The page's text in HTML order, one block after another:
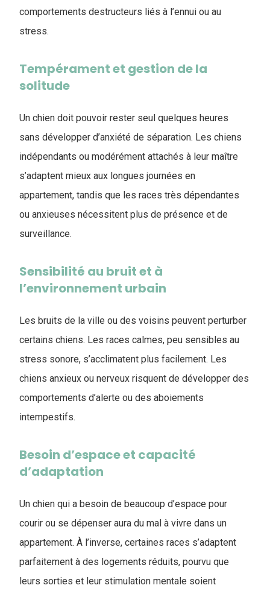
comportements destructeurs liés à l’ennui ou au
stress.
Tempérament et gestion de la
solitude
Un chien doit pouvoir rester seul quelques heures
sans développer d’anxiété de séparation. Les chiens
indépendants ou modérément attachés à leur maître
s’adaptent mieux aux longues journées en
appartement, tandis que les races très dépendantes
ou anxieuses nécessitent plus de présence et de
surveillance.
Sensibilité au bruit et à
l’environnement urbain
Les bruits de la ville ou des voisins peuvent perturber
certains chiens. Les races calmes, peu sensibles au
stress sonore, s’acclimatent plus facilement. Les
chiens anxieux ou nerveux risquent de développer des
comportements d’alerte ou des aboiements
intempestifs.
Besoin d’espace et capacité
d’adaptation
Un chien qui a besoin de beaucoup d’espace pour
courir ou se dépenser aura du mal à vivre dans un
appartement. À l’inverse, certaines races s’adaptent
parfaitement à des logements réduits, pourvu que
leurs sorties et leur stimulation mentale soient